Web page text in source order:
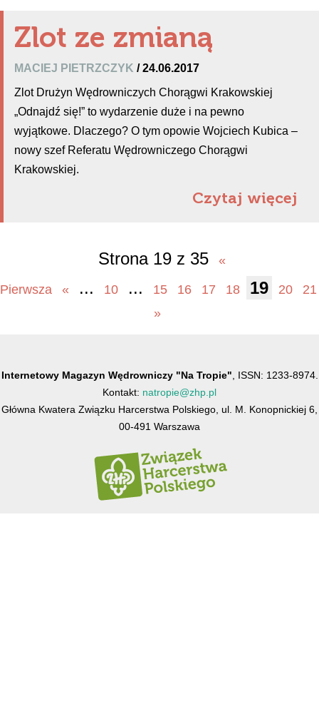
Zlot ze zmianą
MACIEJ PIETRZCZYK / 24.06.2017
Zlot Drużyn Wędrowniczych Chorągwi Krakowskiej
„Odnajdź się!” to wydarzenie duże i na pewno
wyjątkowe. Dlaczego? O tym opowie Wojciech Kubica –
nowy szef Referatu Wędrowniczego Chorągwi
Krakowskiej.
Czytaj więcej
Strona 19 z 35 «
Pierwsza « ... 10 ... 15 16 17 18 19 20
21
»
Internetowy Magazyn Wędrowniczy "Na Tropie" , ISSN: 1233-8974.
Kontakt: natropie@zhp.pl
Główna Kwatera Związku Harcerstwa Polskiego, ul. M. Konopnickiej 6,
00-491 Warszawa